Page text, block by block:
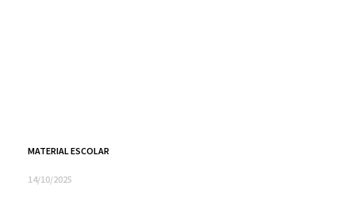
MATERIAL ESCOLAR
14/10/2025